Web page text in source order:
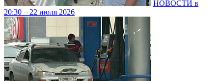
НОВОСТИ в
20:30 – 22 июля 2026